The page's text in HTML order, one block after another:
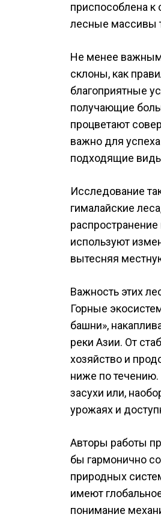
приспособлена к
лесные массивы
Не менее важным
склоны, как
благоприятные
получающие
процветают
важно для
подходящие
Исследование
гималайские
используют
вытесняя
Важность этих
Горные
башни»,
реки Азии. От
хозяйство и
ниже по течению.
засухи или,
урожаях и
Авторы работы
бы гармонично
природных
имеют
понимание